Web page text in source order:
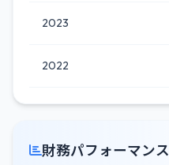
2023
2022
財務パフォーマンス